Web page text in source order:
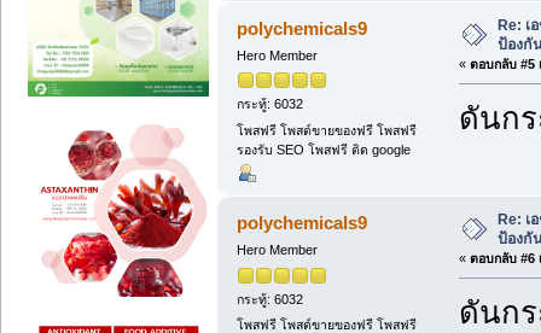
polychemicals9
Hero Member
กระทู้: 6032
โพสฟรี โพสต์ขายของฟรี โพสฟรี
รองรับ SEO โพสฟรี ติด google
Re: เ
ป้องกั
« ตอบกลับ #5
ดันก
polychemicals9
Hero Member
กระทู้: 6032
โพสฟรี โพสต์ขายของฟรี โพสฟรี
Re: เ
ป้องกั
« ตอบกลับ #6
ดันก